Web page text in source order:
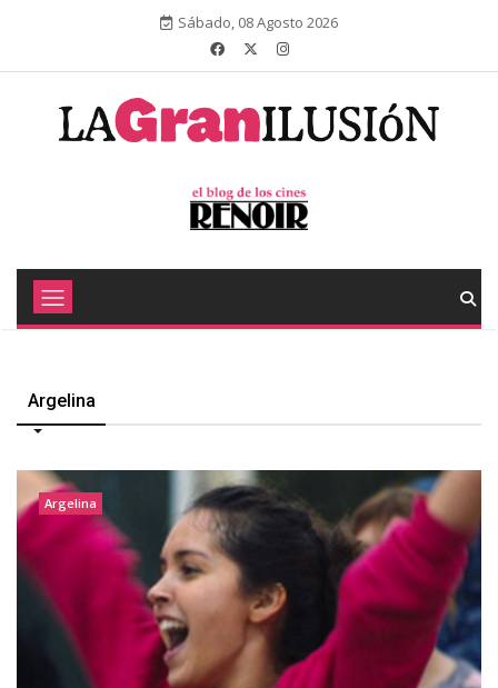
Sábado, 08 Agosto 2026
Argelina
Argelina